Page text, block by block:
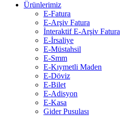
Ürünlerimiz
E-Fatura
E-Arşiv Fatura
İnteraktif E-Arşiv Fatura
E-İrsaliye
E-Müstahsil
E-Smm
E-Kıymetli Maden
E-Döviz
E-Bilet
E-Adisyon
E-Kasa
Gider Pusulası